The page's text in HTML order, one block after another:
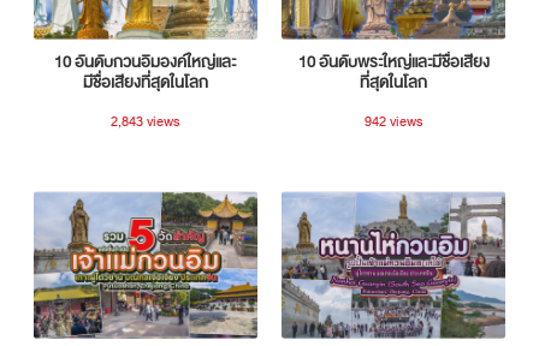
10 อันดับกวนอิมองค์ใหญ่และ
มีชื่อเสียงที่สุดในโลก
2,843 views
10 อันดับพระใหญ่และมีชื่อเสียง
ที่สุดในโลก
942 views